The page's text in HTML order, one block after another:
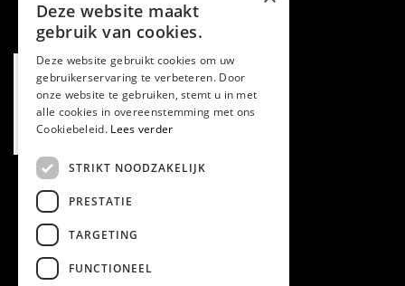
Deze website maakt
gebruik van cookies.
Deze website gebruikt cookies om uw
gebruikerservaring te verbeteren. Door
onze website te gebruiken, stemt u in met
alle cookies in overeenstemming met ons
Cookiebeleid. Lees verder
STRIKT NOODZAKELIJK
PRESTATIE
TARGETING
FUNCTIONEEL